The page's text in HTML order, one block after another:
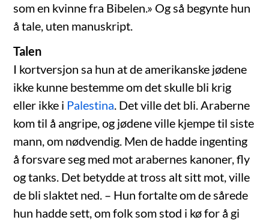
som en kvinne fra Bibelen.» Og så begynte hun
å tale, uten manuskript.
Talen
I kortversjon sa hun at de amerikanske jødene
ikke kunne bestemme om det skulle bli krig
eller ikke i Palestina. Det ville det bli. Araberne
kom til å angripe, og jødene ville kjempe til siste
mann, om nødvendig. Men de hadde ingenting
å forsvare seg med mot arabernes kanoner, fly
og tanks. Det betydde at tross alt sitt mot, ville
de bli slaktet ned. – Hun fortalte om de sårede
hun hadde sett, om folk som stod i kø for å gi